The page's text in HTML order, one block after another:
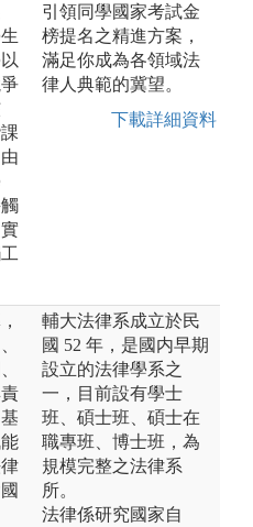
引領同學國家考試金
榜提名之精進方案，
滿足你成為各領域法
律人典範的冀望。
下載詳細資料
輔大法律系成立於民
國 52 年，是國内早期
設立的法律學系之
一，目前設有學士
班、碩士班、碩士在
職專班、博士班，為
規模完整之法律系
所。
法律係研究國家自